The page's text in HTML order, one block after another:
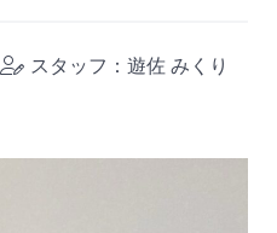
スタッフ：遊佐 みくり